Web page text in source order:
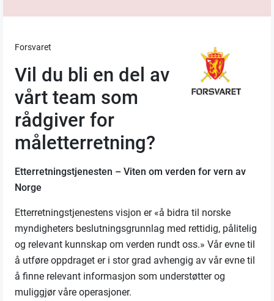
Forsvaret
Vil du bli en del av
vårt team som
rådgiver for
måletterretning?
Etterretningstjenesten – Viten om verden for vern av
Norge
Etterretningstjenestens visjon er «å bidra til norske
myndigheters beslutningsgrunnlag med rettidig, pålitelig
og relevant kunnskap om verden rundt oss.» Vår evne til
å utføre oppdraget er i stor grad avhengig av vår evne til
å finne relevant informasjon som understøtter og
muliggjør våre operasjoner.